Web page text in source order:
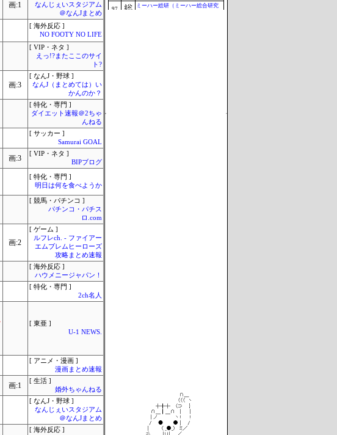
画:1
なんじぇいスタジアム
＠なんJまとめ
[ 海外反応 ]
NO FOOTY NO LIFE
[ VIP・ネタ ]
えっ!?またここのサイ
ト?
画:3
[ なんJ・野球 ]
なんJ（まとめては）い
かんのか？
[ 特化・専門 ]
ダイエット速報＠2ちゃ
んねる
[ サッカー ]
Samurai GOAL
画:3
[ VIP・ネタ ]
BIPブログ
[ 特化・専門 ]
明日は何を食べようか
[ 競馬・パチンコ ]
パチンコ・パチス
ロ.com
画:2
[ ゲーム ]
ルフレch. - ファイアー
エムブレムヒーローズ
攻略まとめ速報
[ 海外反応 ]
ハウメニージャパン！
[ 特化・専門 ]
2ch名人
[ 東亜 ]
U-1 NEWS.
[ アニメ・漫画 ]
漫画まとめ速報
画:1
[ 生活 ]
婚外ちゃんねる
[ なんJ・野球 ]
なんじぇいスタジアム
＠なんJまとめ
[ 海外反応 ]
97
ミーハー総研（ミーハー総合研究